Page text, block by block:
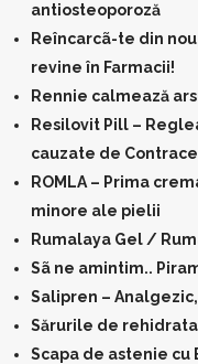
antiosteoporoză
Reîncarcã-te din
revine în Farmacii!
Rennie calmează
Resilovit Pill –
cauzate de
ROMLA – Prima
minore ale pielii
Rumalaya Gel /
Sã ne amintim..
Salipren –
Sărurile de
Scapa de astenie cu